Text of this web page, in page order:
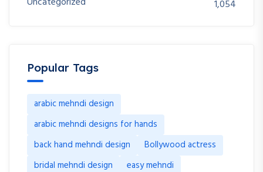
back hand mehndi design
bridal mehndi design
easy mehndi design
easy mehndi designs for hands
eid mehndi design
eid mehndi designs
film industry
front hand mehndi design